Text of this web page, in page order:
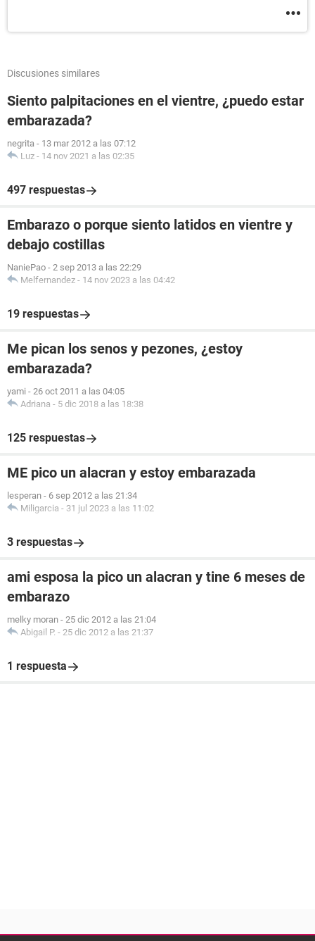
Discusiones similares
Siento palpitaciones en el vientre, ¿puedo estar
embarazada?
negrita - 13 mar 2012 a las 07:12
Luz - 14 nov 2021 a las 02:35
497 respuestas
Embarazo o porque siento latidos en vientre y
debajo costillas
NaniePao - 2 sep 2013 a las 22:29
Melfernandez - 14 nov 2023 a las 04:42
19 respuestas
Me pican los senos y pezones, ¿estoy
embarazada?
yami - 26 oct 2011 a las 04:05
Adriana - 5 dic 2018 a las 18:38
125 respuestas
ME pico un alacran y estoy embarazada
lesperan - 6 sep 2012 a las 21:34
Miligarcia - 31 jul 2023 a las 11:02
3 respuestas
ami esposa la pico un alacran y tine 6 meses de
embarazo
melky moran - 25 dic 2012 a las 21:04
Abigail P. - 25 dic 2012 a las 21:37
1 respuesta